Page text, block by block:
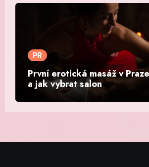
PR
První erotická masáž v
a jak vybrat salon